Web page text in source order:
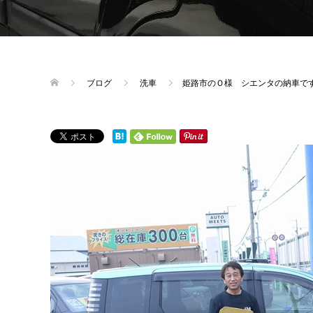
ブログ 洗車 姫路市のＯ様 シエンタの納車で